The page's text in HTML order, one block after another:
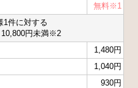
無料※1
1件に対する
円未満※2
1,480円
1,040円
930円